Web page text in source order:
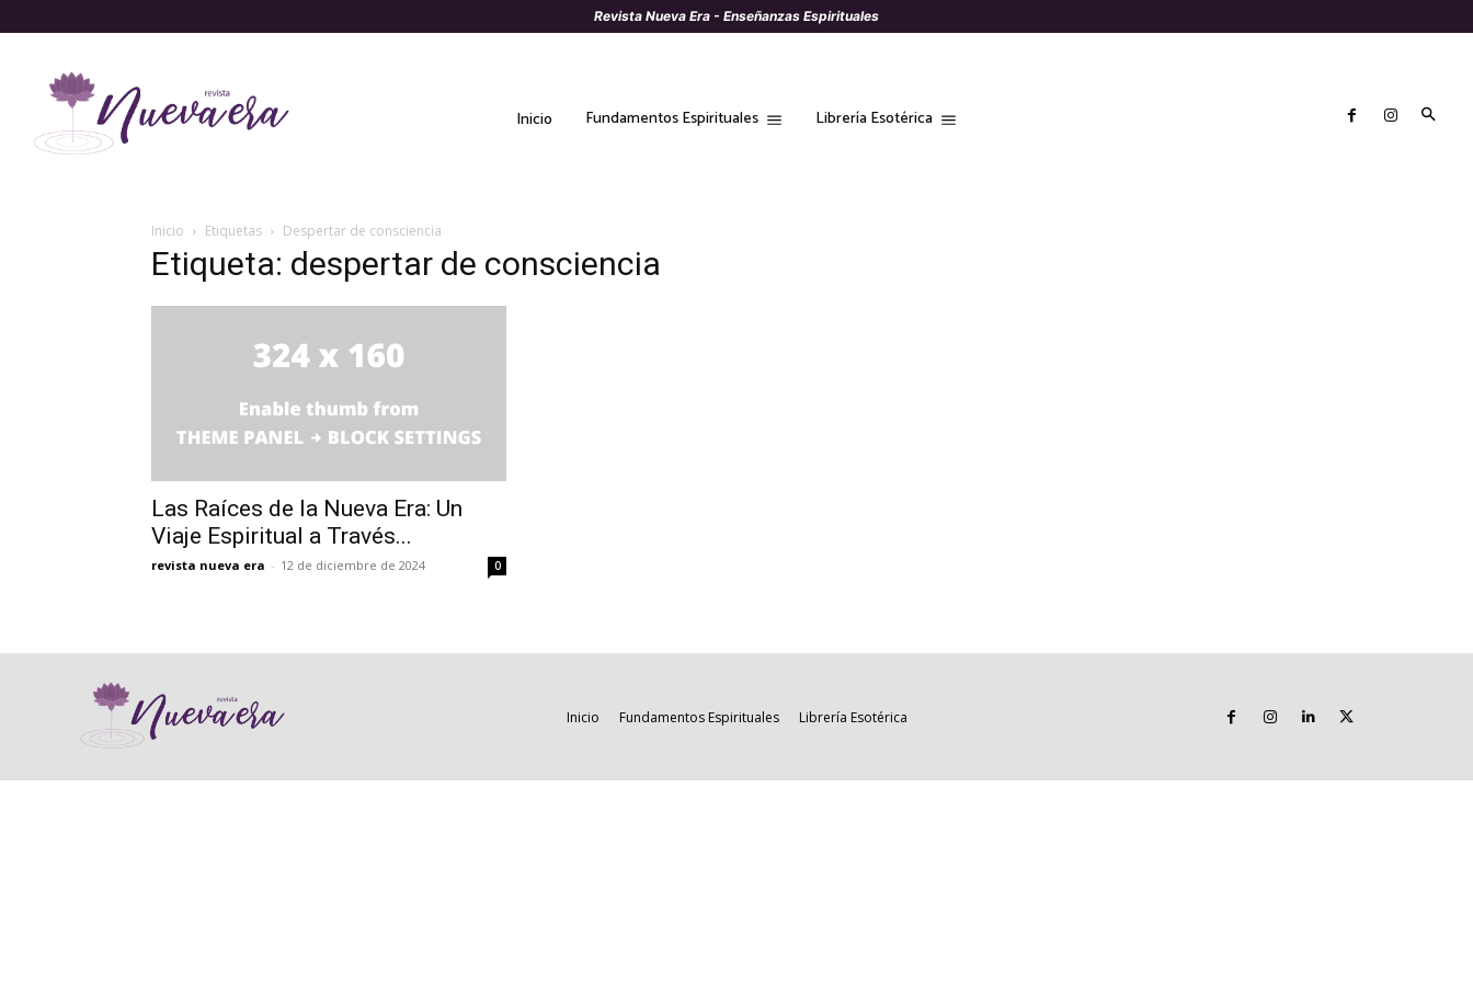
Revista Nueva Era - Enseñanzas Espirituales
Inicio Fundamentos Espirituales Librería Esotérica
Inicio Etiquetas Despertar de consciencia
Etiqueta: despertar de consciencia
Las Raíces de la Nueva Era: Un
Viaje Espiritual a Través...
revista nueva era - 12 de diciembre de 2024 0
Inicio Fundamentos Espirituales Librería Esotérica